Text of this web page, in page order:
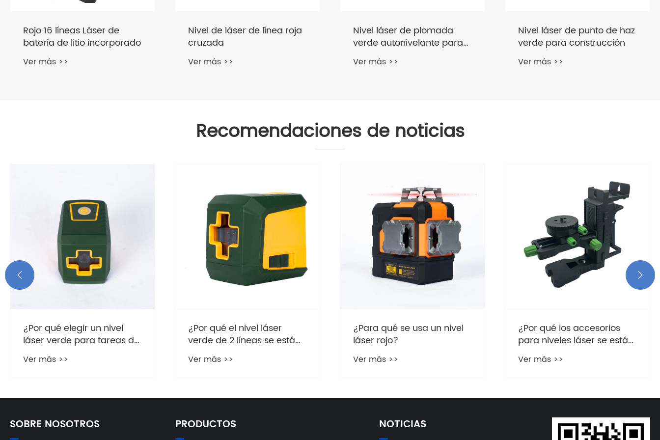
Nivel de láser de línea roja
cruzada
Ver más >>
Nivel láser de plomada
verde autonivelante para
uso en construcción
Ver más >>
Nivel láser de punto de haz
verde para construcción
Ver más >>
Nivel de láser rojo de
batería de litio de 3x360 °
Ver más >>
Recomendaciones de noticias
¿Por qué el nivel láser
verde de 2 líneas se está
convirtiendo en la opción
preferida para la
Ver más >>
¿Para qué se usa un nivel
láser rojo?
Ver más >>
¿Por qué los accesorios
para niveles láser se están
volviendo esenciales para
el trabajo moderno?
Ver más >>
¿Se puede usar un nivel
láser rojo al aire libre?
Ver más >>
 
SOBRE NOSOTROS PRODUCTOS NOTICIAS